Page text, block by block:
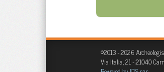
©2013 - 2026
Via Italia, 21 - 21040